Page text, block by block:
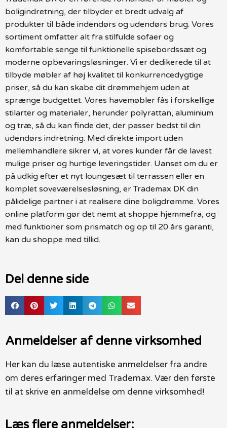
boligindretning, der tilbyder et bredt udvalg af
produkter til både indendørs og udendørs brug. Vores
sortiment omfatter alt fra stilfulde sofaer og
komfortable senge til funktionelle spisebordssæt og
moderne opbevaringsløsninger. Vi er dedikerede til at
tilbyde møbler af høj kvalitet til konkurrencedygtige
priser, så du kan skabe dit drømmehjem uden at
sprænge budgettet. Vores havemøbler fås i forskellige
stilarter og materialer, herunder polyrattan, aluminium
og træ, så du kan finde det, der passer bedst til din
udendørs indretning. Med direkte import uden
mellemhandlere sikrer vi, at vores kunder får de lavest
mulige priser og hurtige leveringstider. Uanset om du er
på udkig efter et nyt loungesæt til terrassen eller en
komplet soveværelsesløsning, er Trademax DK din
pålidelige partner i at realisere dine boligdrømme. Vores
online platform gør det nemt at shoppe hjemmefra, og
med funktioner som prismatch og op til 20 års garanti,
kan du shoppe med tillid.
Del denne side
Anmeldelser af denne virksomhed
Her kan du læse autentiske anmeldelser fra andre
om deres erfaringer med Trademax. Vær den første
til at skrive en anmeldelse om denne virksomhed!
Læs flere anmeldelser: